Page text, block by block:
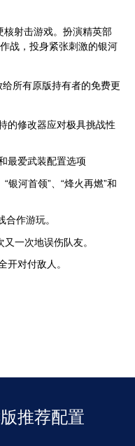
核射击游戏。扮演精英部
战，投身紧张刺激的银河
给所有原版持有者的免费更
的修改器应对极具挑战性
最爱武装配置选项
银河首领”、“烽火再燃”和
作游玩。
一次地误伤队友。
开对付敌人。
推荐配置